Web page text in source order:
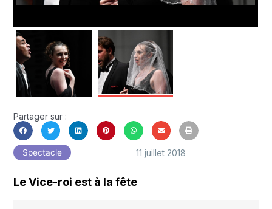
Partager sur :
Spectacle 11 juillet 2018
Le Vice-roi est à la fête